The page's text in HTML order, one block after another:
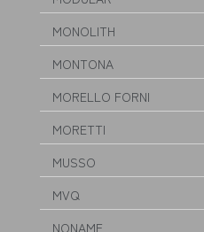
MONOLITH
MONTONA
MORELLO FORNI
MORETTI
MUSSO
MVQ
NONAME